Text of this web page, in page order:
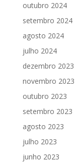
outubro 2024
setembro 2024
agosto 2024
julho 2024
dezembro 2023
novembro 2023
outubro 2023
setembro 2023
agosto 2023
julho 2023
junho 2023